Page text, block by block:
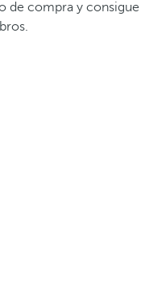
de compra y consigue